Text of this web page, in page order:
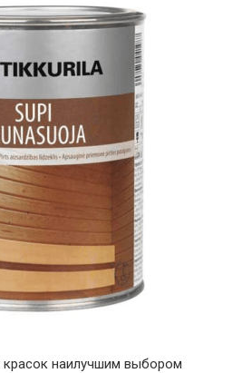
наилучшим выбором